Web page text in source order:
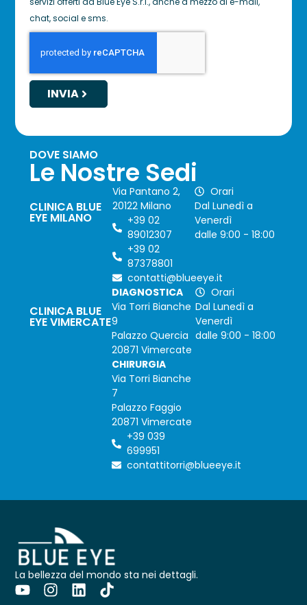
chat, social e sms.
INVIA
DOVE SIAMO
Le Nostre Sedi
CLINICA BLUE
EYE MILANO
Via Pantano 2,
20122 Milano
+39 02
89012307
+39 02
87378801
contatti@blueeye.it
Orari
Dal Lunedì a
Venerdì
dalle 9:00 - 18:00
CLINICA BLUE
EYE VIMERCATE
DIAGNOSTICA
Via Torri Bianche
9
Palazzo Quercia
20871 Vimercate
CHIRURGIA
Via Torri Bianche
7
Palazzo Faggio
20871 Vimercate
+39 039
699951
contattitorri@blueeye.it
Orari
Dal Lunedì a
Venerdì
dalle 9:00 - 18:00
La bellezza del mondo sta nei dettagli.